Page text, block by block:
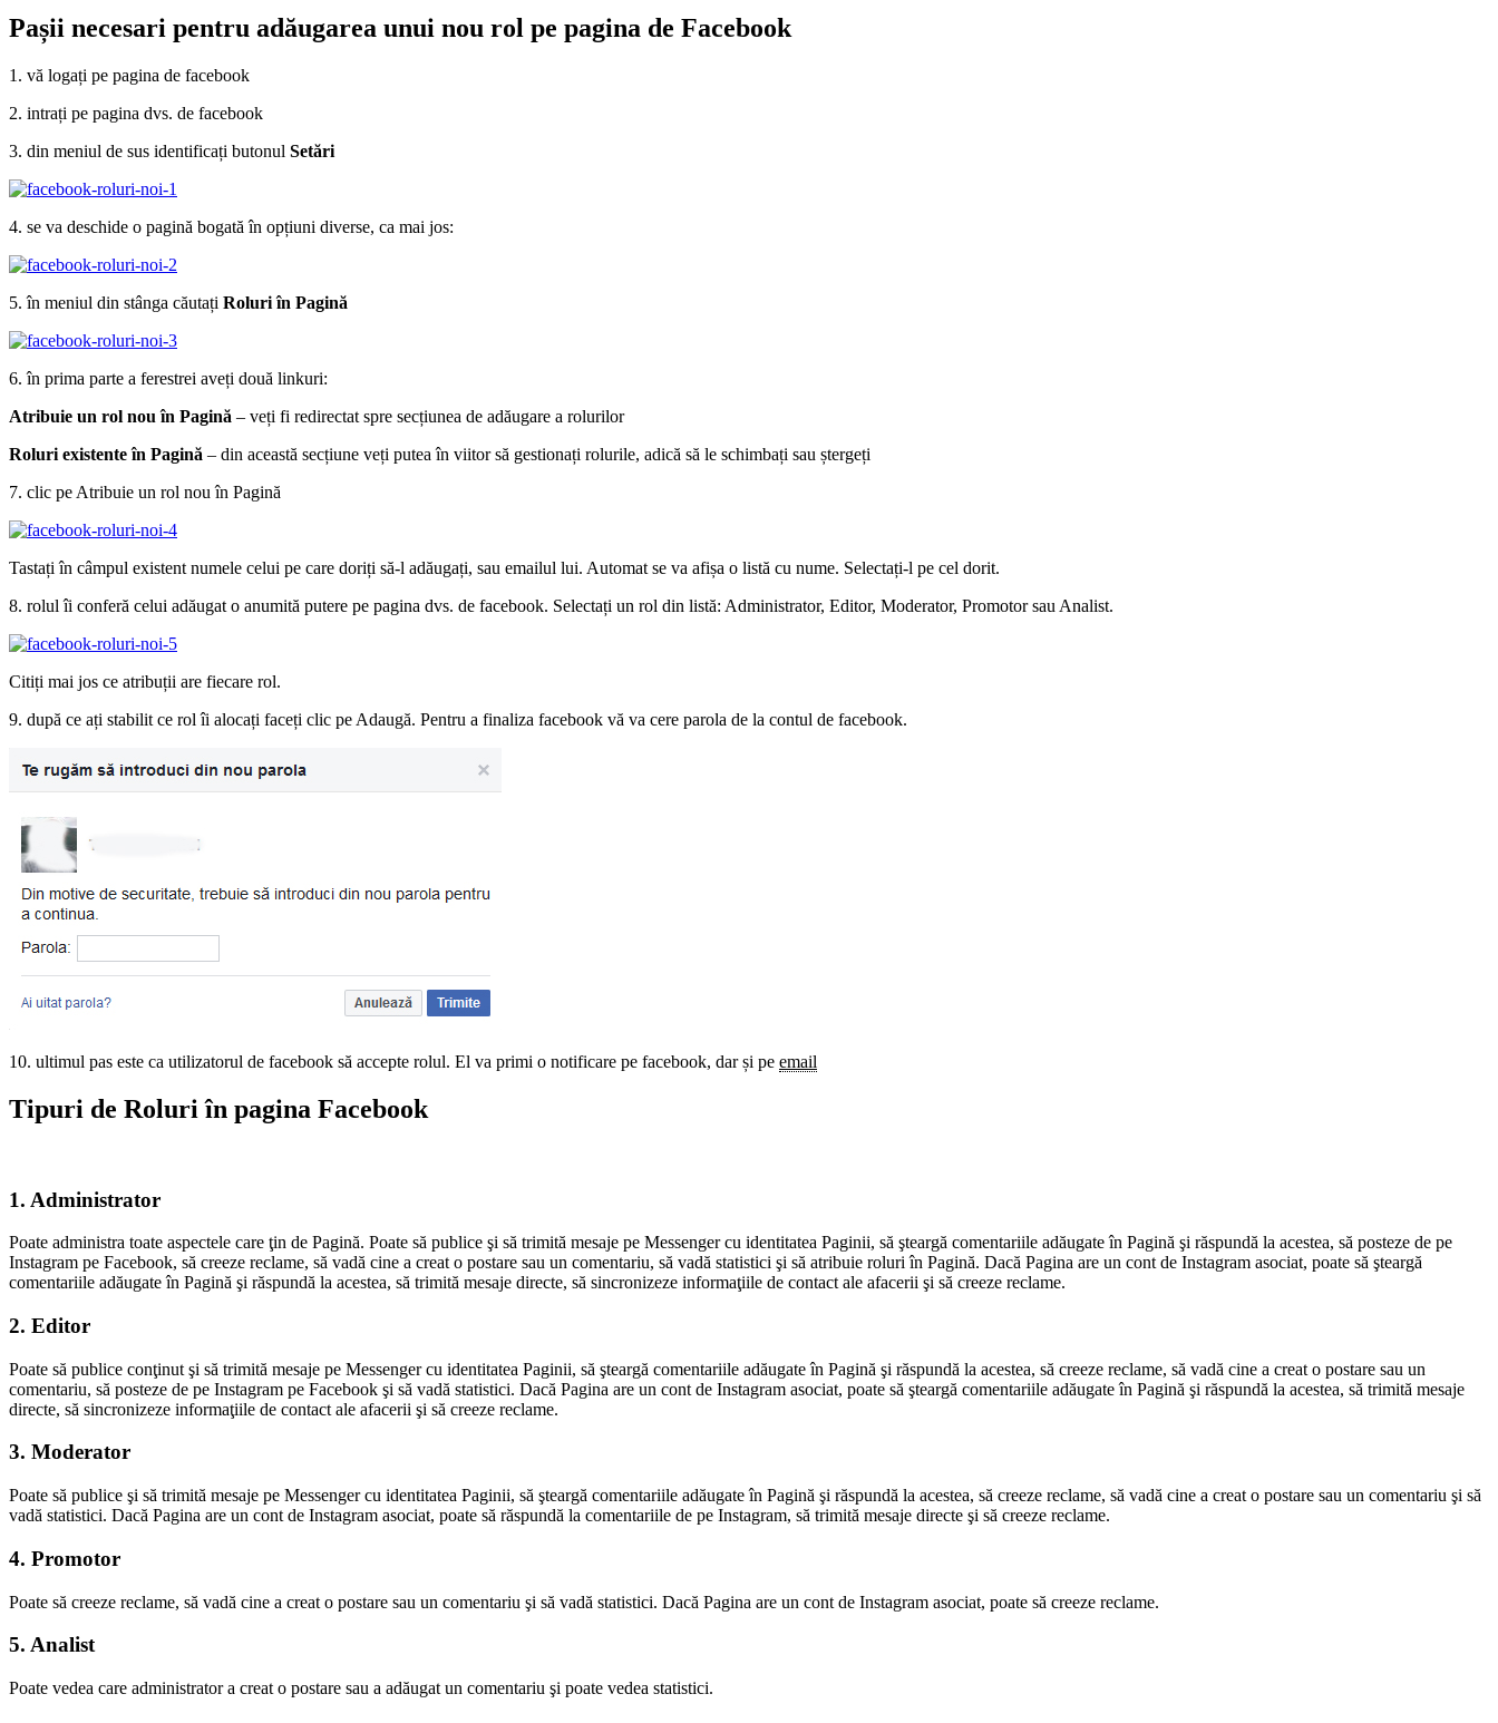
Pașii necesari pentru adăugarea unui nou rol pe pagina de Facebook
1. vă logați pe pagina de facebook
2. intrați pe pagina dvs. de facebook
3. din meniul de sus identificați butonul Setări
4. se va deschide o pagină bogată în opțiuni diverse, ca mai jos:
5. în meniul din stânga căutați Roluri în Pagină
6. în prima parte a ferestrei aveți două linkuri:
Atribuie un rol nou în Pagină – veți fi redirectat spre secțiunea de adăugare a rolurilor
Roluri existente în Pagină – din această secțiune veți putea în viitor să gestionați rolurile, adică să le schimbați sau ștergeți
7. clic pe Atribuie un rol nou în Pagină
Tastați în câmpul existent numele celui pe care doriți să-l adăugați, sau emailul lui. Automat se va afișa o listă cu nume. Selectați-l pe cel dorit.
8. rolul îi conferă celui adăugat o anumită putere pe pagina dvs. de facebook. Selectați un rol din listă: Administrator, Editor, Moderator, Promotor sau Analist.
Citiți mai jos ce atribuții are fiecare rol.
9. după ce ați stabilit ce rol îi alocați faceți clic pe Adaugă. Pentru a finaliza facebook vă va cere parola de la contul de facebook.
10. ultimul pas este ca utilizatorul de facebook să accepte rolul. El va primi o notificare pe facebook, dar și pe email
Tipuri de Roluri în pagina Facebook
1. Administrator
Poate administra toate aspectele care ţin de Pagină. Poate să publice şi să trimită mesaje pe Messenger cu identitatea Paginii, să şteargă comentariile adăugate în Pagină şi răspundă la acestea, să posteze de pe
Instagram pe Facebook, să creeze reclame, să vadă cine a creat o postare sau un comentariu, să vadă statistici şi să atribuie roluri în Pagină. Dacă Pagina are un cont de Instagram asociat, poate să şteargă
comentariile adăugate în Pagină şi răspundă la acestea, să trimită mesaje directe, să sincronizeze informaţiile de contact ale afacerii şi să creeze reclame.
2. Editor
Poate să publice conţinut şi să trimită mesaje pe Messenger cu identitatea Paginii, să şteargă comentariile adăugate în Pagină şi răspundă la acestea, să creeze reclame, să vadă cine a creat o postare sau un
comentariu, să posteze de pe Instagram pe Facebook şi să vadă statistici. Dacă Pagina are un cont de Instagram asociat, poate să şteargă comentariile adăugate în Pagină şi răspundă la acestea, să trimită mesaje
directe, să sincronizeze informaţiile de contact ale afacerii şi să creeze reclame.
3. Moderator
Poate să publice şi să trimită mesaje pe Messenger cu identitatea Paginii, să şteargă comentariile adăugate în Pagină şi răspundă la acestea, să creeze reclame, să vadă cine a creat o postare sau un comentariu şi să
vadă statistici. Dacă Pagina are un cont de Instagram asociat, poate să răspundă la comentariile de pe Instagram, să trimită mesaje directe şi să creeze reclame.
4. Promotor
Poate să creeze reclame, să vadă cine a creat o postare sau un comentariu şi să vadă statistici. Dacă Pagina are un cont de Instagram asociat, poate să creeze reclame.
5. Analist
Poate vedea care administrator a creat o postare sau a adăugat un comentariu şi poate vedea statistici.